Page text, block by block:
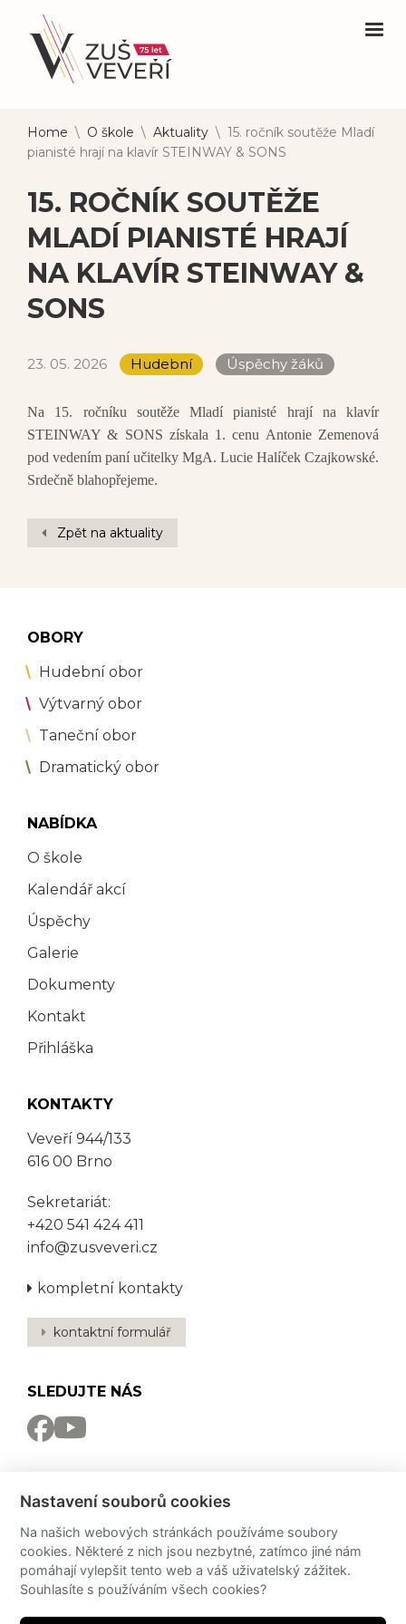
Home \ O škole \ Aktuality \ 15. ročník soutěže Mladí
pianisté hrají na klavír STEINWAY & SONS
15. ROČNÍK SOUTĚŽE
MLADÍ PIANISTÉ HRAJÍ
NA KLAVÍR STEINWAY &
SONS
23. 05. 2026 Hudební Úspěchy žáků
Na 15. ročníku soutěže Mladí pianisté hrají na klavír
STEINWAY & SONS získala 1. cenu Antonie Zemenová
pod vedením paní učitelky MgA. Lucie Halíček Czajkowské.
Srdečně blahopřejeme.
Zpět na aktuality
OBORY
Hudební obor
Výtvarný obor
Taneční obor
Dramatický obor
NABÍDKA
O škole
Kalendář akcí
Úspěchy
Galerie
Dokumenty
Kontakt
Přihláška
KONTAKTY
Veveří 944/133
616 00 Brno
Sekretariát:
+420 541 424 411
info@zusveveri.cz
kompletní kontakty
kontaktní formulář
SLEDUJTE NÁS
PRO MÉDIA
Nastavení souborů cookies
Na našich webových stránkách používáme soubory
cookies. Některé z nich jsou nezbytné, zatímco jiné nám
pomáhají vylepšit tento web a váš uživatelský zážitek.
Souhlasíte s používáním všech cookies?